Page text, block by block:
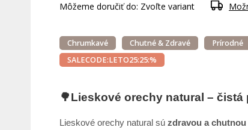
Chrumkavé Chutné & Zdravé Prírodné
SALECODE:LETO25:25:%
🌳Lieskové orechy natural – čistá
Lieskové orechy natural súzdravou a
Môžeme doručiť do: Zvoľte variant